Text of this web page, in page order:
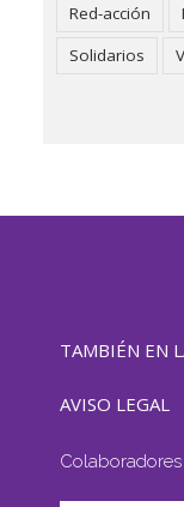
Red-acción
Solidarios
TAMBIÉN EN
AVISO LEGAL
Colaboradores